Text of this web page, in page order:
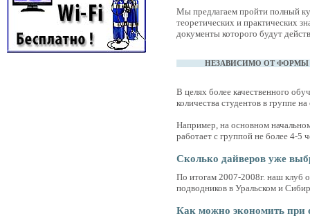
Мы предлагаем пройти полный
теоретических и практических
документы которого будут
НЕЗАВИСИМО ОТ ФОРМЫ
В целях более качественного
количества студентов в группе
Например, на основном
работает с группой не более 4-5
Сколько дайверов уже
По итогам 2007-2008г. наш клуб
подводников в Уральском и
Как можно экономить при